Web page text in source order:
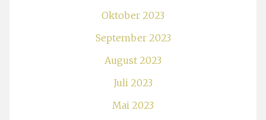
Oktober 2023
September 2023
August 2023
Juli 2023
Mai 2023